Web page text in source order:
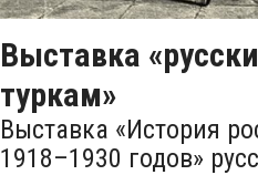
Выставка
туркам»
Выставка «История
1918–1930 годов»